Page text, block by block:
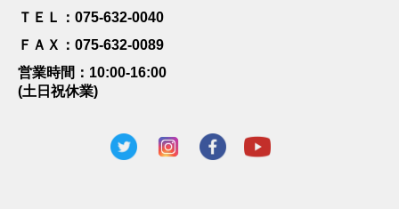
ＴＥＬ：075-632-0040
ＦＡＸ：075-632-0089
営業時間：10:00-16:00
(土日祝休業)